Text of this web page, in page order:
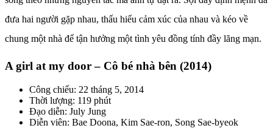
đưa hai người gặp nhau, thấu hiểu cảm xúc của nhau và kéo về
chung một nhà để tận hưởng một tình yêu đồng tính đầy lãng mạn.
A girl at my door – Cô bé nhà bên (2014)
Công chiếu: 22 tháng 5, 2014
Thời lượng: 119 phút
Đạo diễn: July Jung
Diễn viên: Bae Doona, Kim Sae-ron, Song Sae-byeok